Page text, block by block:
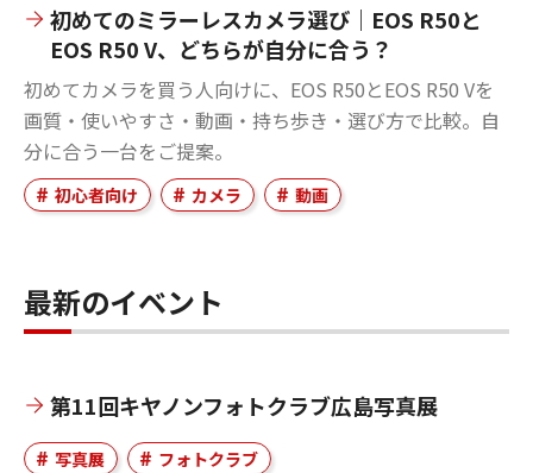
初めてのミラーレスカメラ選び｜EOS R50と
EOS R50 V、どちらが自分に合う？
初めてカメラを買う人向けに、EOS R50とEOS R50 Vを
画質・使いやすさ・動画・持ち歩き・選び方で比較。自
分に合う一台をご提案。
初心者向け カメラ 動画
最新のイベント
第11回キヤノンフォトクラブ広島写真展
写真展 フォトクラブ